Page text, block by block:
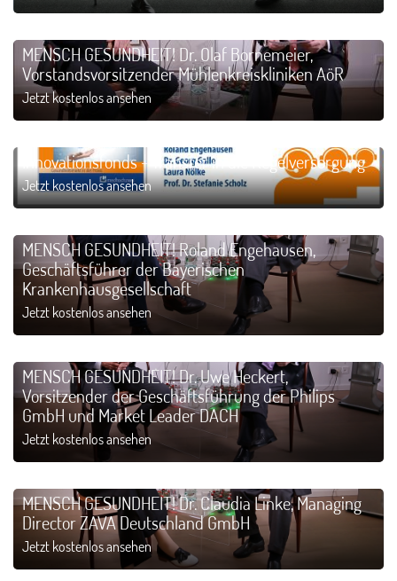
MENSCH GESUNDHEIT! Dr. Olaf Bornemeier,
Vorstandsvorsitzender Mühlenkreiskliniken AöR
Jetzt kostenlos ansehen
Innovationsfonds - Transfer in die Regelversorgung
Jetzt kostenlos ansehen
MENSCH GESUNDHEIT! Roland Engehausen,
Geschäftsführer der Bayerischen
Krankenhausgesellschaft
Jetzt kostenlos ansehen
MENSCH GESUNDHEIT! Dr. Uwe Heckert,
Vorsitzender der Geschäftsführung der Philips
GmbH und Market Leader DACH
Jetzt kostenlos ansehen
MENSCH GESUNDHEIT! Dr. Claudia Linke, Managing
Director ZAVA Deutschland GmbH
Jetzt kostenlos ansehen